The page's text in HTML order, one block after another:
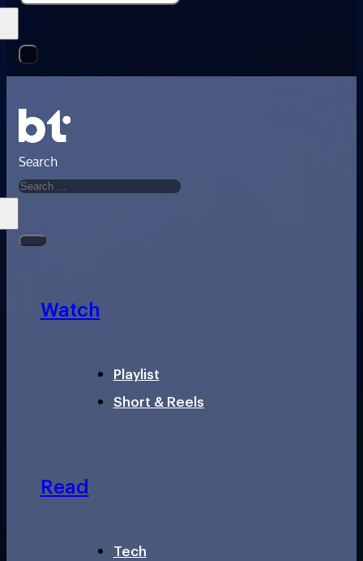
Search
Watch
Playlist
Short & Reels
Read
Tech